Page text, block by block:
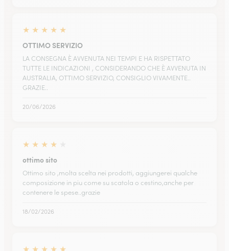
★ ★ ★ ★ ★
OTTIMO SERVIZIO
LA CONSEGNA È AVVENUTA NEI TEMPI E HA RISPETTATO
TUTTE LE INDICAZIONI , CONSIDERANDO CHE È AVVENUTA IN
AUSTRALIA, OTTIMO SERVIZIO, CONSIGLIO VIVAMENTE..
GRAZIE..
20/06/2026
★ ★ ★ ★
ottimo sito
Ottimo sito ,molta scelta nei prodotti, aggiungerei qualche
composizione in piu come su scatola o cestino,anche per
contenere le spese..grazie
18/02/2026
★ ★ ★ ★ ★